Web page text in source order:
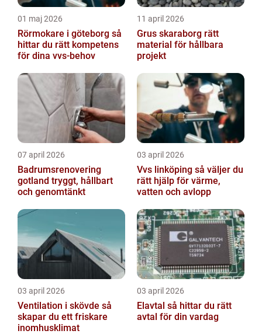
01 maj 2026
Rörmokare i göteborg så
hittar du rätt kompetens
för dina vvs-behov
11 april 2026
Grus skaraborg rätt
material för hållbara
projekt
07 april 2026
Badrumsrenovering
gotland tryggt, hållbart
och genomtänkt
03 april 2026
Vvs linköping så väljer du
rätt hjälp för värme,
vatten och avlopp
03 april 2026
Ventilation i skövde så
skapar du ett friskare
inomhusklimat
03 april 2026
Elavtal så hittar du rätt
avtal för din vardag